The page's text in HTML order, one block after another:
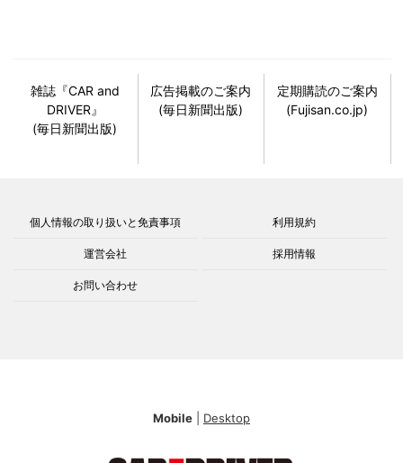
雑誌『CAR and
DRIVER』
(毎日新聞出版)
広告掲載のご案内
(毎日新聞出版)
定期購読のご案内
(Fujisan.co.jp)
個人情報の取り扱いと免責事項 利用規約
運営会社 採用情報
お問い合わせ
Mobile Desktop